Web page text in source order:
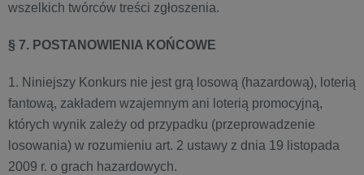
wszelkich twórców treści zgłoszenia.
§ 7. POSTANOWIENIA KOŃCOWE
1. Niniejszy Konkurs nie jest grą losową (hazardową), loterią
fantową, zakładem wzajemnym ani loterią promocyjną,
których wynik zależy od przypadku (przeprowadzenie
losowania) w rozumieniu art. 2 ustawy z dnia 19 listopada
2009 r. o grach hazardowych.